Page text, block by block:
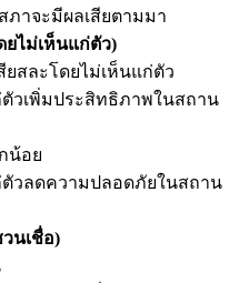
ภาจะมีผลเสียตามมา
ยไม่เห็นแก่ตัว)
สละโดยไม่เห็นแก่ตัว
ตัวเพิ่มประสิทธิภาพในสถาน
น้อย
ตัวลดความปลอดภัยในสถาน
นเชื่อ)